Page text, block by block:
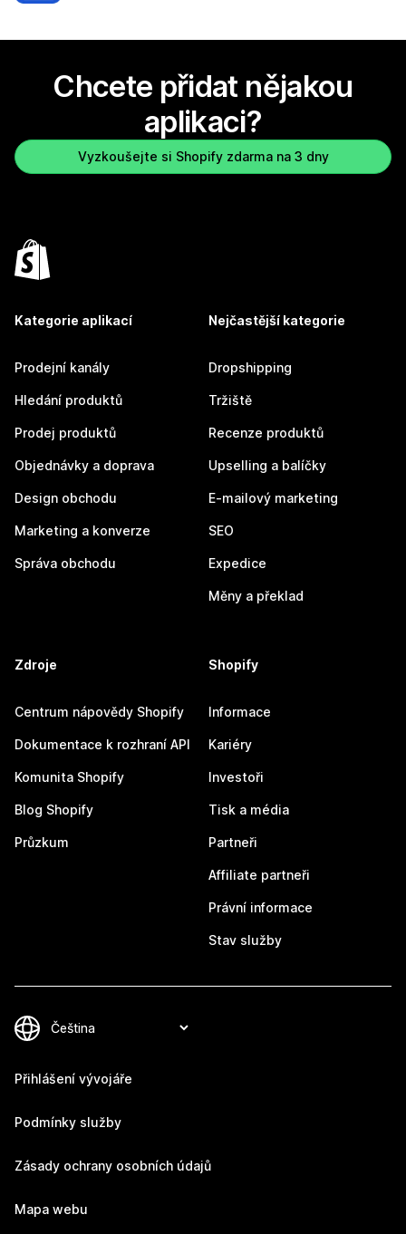
Chcete přidat nějakou
aplikaci?
Vyzkoušejte si Shopify zdarma na 3 dny
Kategorie aplikací
Prodejní kanály
Hledání produktů
Prodej produktů
Objednávky a doprava
Design obchodu
Marketing a konverze
Správa obchodu
Nejčastější kategorie
Dropshipping
Tržiště
Recenze produktů
Upselling a balíčky
E-mailový marketing
SEO
Expedice
Měny a překlad
Zdroje
Centrum nápovědy Shopify
Dokumentace k rozhraní API
Komunita Shopify
Blog Shopify
Průzkum
Shopify
Informace
Kariéry
Investoři
Tisk a média
Partneři
Affiliate partneři
Právní informace
Stav služby
Přihlášení vývojáře
Podmínky služby
Zásady ochrany osobních údajů
Mapa webu